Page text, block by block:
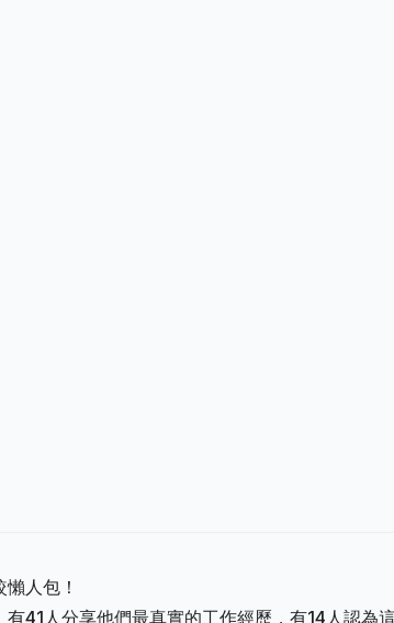
人包！
41人分享他們最真實的工作經歷，有14人認為